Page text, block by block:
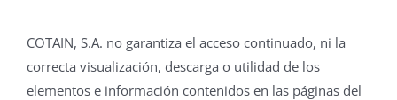
COTAIN, S.A. no garantiza el acceso continuado, ni la
correcta visualización, descarga o utilidad de los
elementos e información contenidos en las páginas del